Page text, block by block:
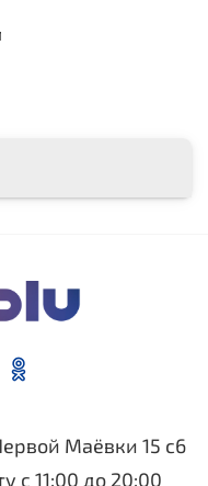
Маёвки 15 с6
с 11:00 до 20:00